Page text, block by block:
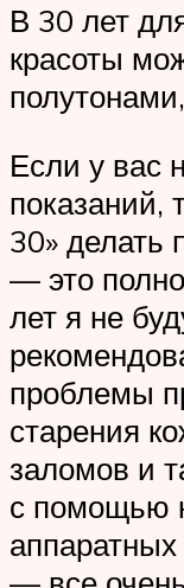
В 30 лет
красоты
Если у вас
показаний,
30» делать
— это
лет я не
проблемы
старения
заломов и
с помощью